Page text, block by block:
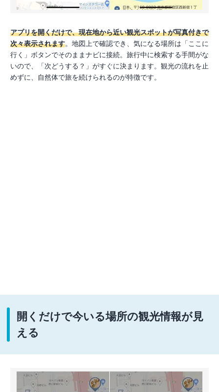
アプリを開くだけで、現在地から近い観光スポットが写真付きで
次々表示されます。地図上で確認でき、気になる場所は「ここに
行く」ボタンでそのままナビに接続。旅行中に検索する手間がな
いので、「次どうする？」がすぐに決まります。観光の流れを止
めずに、自然体で旅を続けられるのが特徴です。
開くだけで今いる場所の観光情報が見
える